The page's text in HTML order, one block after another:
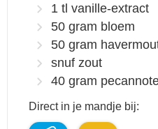
1 tl vanille-extract
50 gram bloem
50 gram
snuf zout
40 gram
Direct in je mandje bij: